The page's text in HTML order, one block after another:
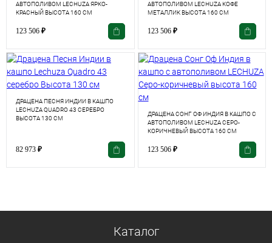
АВТОПОЛИВОМ LECHUZA ЯРКО-
КРАСНЫЙ ВЫСОТА 160 СМ
123 506 ₽
АВТОПОЛИВОМ LECHUZA КОФЕ
МЕТАЛЛИК ВЫСОТА 160 СМ
123 506 ₽
ДРАЦЕНА ПЕСНЯ ИНДИИ В КАШПО
LECHUZA QUADRO 43 СЕРЕБРО
ВЫСОТА 130 СМ
82 973 ₽
ДРАЦЕНА СОНГ ОФ ИНДИЯ В КАШПО С
АВТОПОЛИВОМ LECHUZA СЕРО-
КОРИЧНЕВЫЙ ВЫСОТА 160 СМ
123 506 ₽
Каталог